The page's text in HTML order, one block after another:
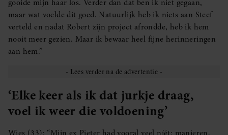
gooide mijn haar los. Verder dan dat ben ik niet gegaan,
maar wat voelde dit goed. Natuurlijk heb ik niets aan Steef
verteld en nadat Robert zijn project afrondde, heb ik hem
nooit meer gezien. Maar ik bewaar heel fijne herinneringen
aan hem.”
‘Elke keer als ik dat jurkje draag,
voel ik weer die voldoening’